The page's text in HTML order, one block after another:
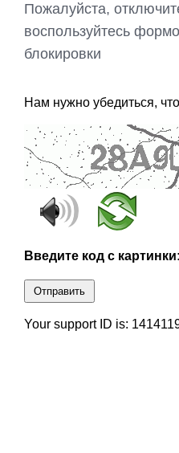
Пожалуйста,
воспользуйтесь
блокировки
Нам нужно убедиться,
Введите код с картинки:
Отправить
Your support ID is: